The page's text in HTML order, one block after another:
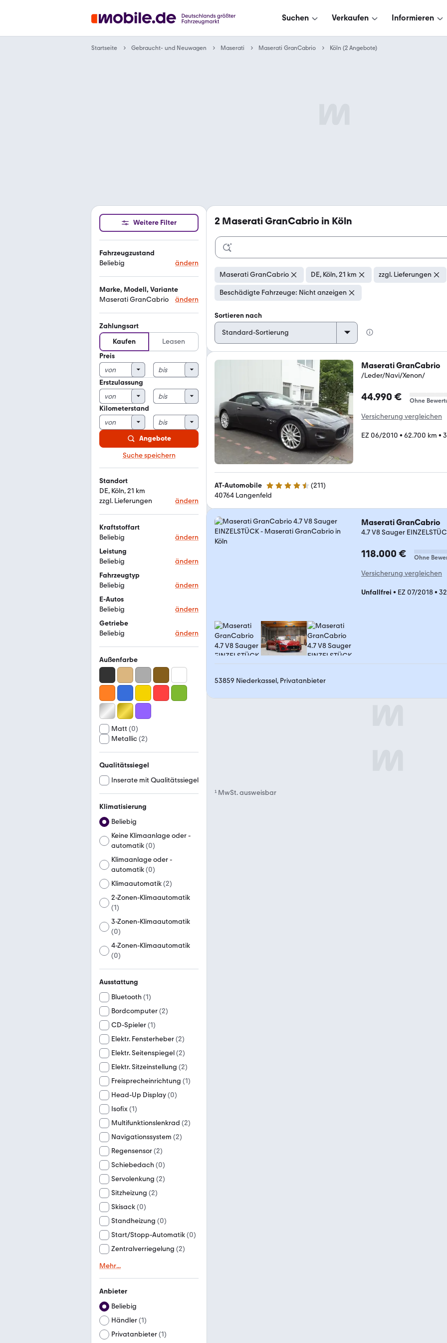
Suchen Verkaufen Informieren
Startseite Gebraucht- und Neuwagen Maserati Maserati GranCabrio Köln (2 Angebote)
Weitere Filter
Fahrzeugzustand
Beliebig
ändern
Marke, Modell, Variante
Maserati GranCabrio
ändern
Zahlungsart
Kaufen
Leasen
Preis
Erstzulassung
Kilometerstand
Angebote
Suche speichern
Standort
DE, Köln, 21 km
zzgl. Lieferungen
ändern
Kraftstoffart
Beliebig
ändern
Leistung
Beliebig
ändern
Fahrzeugtyp
Beliebig
ändern
E-Autos
Beliebig
ändern
Getriebe
Beliebig
ändern
Außenfarbe
Matt (0)
Metallic(2)
Qualitätssiegel
Inserate mit Qualitätssiegel
Klimatisierung
Beliebig
Keine Klimaanlage oder -
automatik(0)
Klimaanlage oder -
automatik(0)
Klimaautomatik(2)
2-Zonen-Klimaautomatik
(1)
3-Zonen-Klimaautomatik
(0)
4-Zonen-Klimaautomatik
(0)
Ausstattung
Bluetooth (1)
Bordcomputer(2)
CD-Spieler(1)
Elektr. Fensterheber(2)
Elektr. Seitenspiegel(2)
Elektr. Sitzeinstellung (2)
Freisprecheinrichtung (1)
Head-Up Display(0)
Isofix(1)
Multifunktionslenkrad (2)
Navigationssystem (2)
Regensensor(2)
Schiebedach (0)
Servolenkung (2)
Sitzheizung (2)
Skisack(0)
Standheizung (0)
Start/Stopp-Automatik(0)
Zentralverriegelung (2)
Mehr...
Anbieter
Beliebig
Händler(1)
Privatanbieter(1)
2 Maserati GranCabrio in Köln
Maserati GranCabrio DE, Köln, 21 km zzgl. Lieferungen
Beschädigte Fahrzeuge: Nicht anzeigen
Sortieren nach
Maserati GranCabrio
/Leder/Navi/Xenon/
44.990 € Ohne
Versicherung vergleichen
EZ 06/2010 • 62.700 km •
AT-Automobile 4.6 Sterne (211)
40764 Langenfeld
Maserati GranCabrio
4.7 V8 Sauger
118.000 € Ohne
Versicherung vergleichen
Unfallfrei • EZ 07/2018•
53859 Niederkassel, Privatanbieter
¹MwSt. ausweisbar